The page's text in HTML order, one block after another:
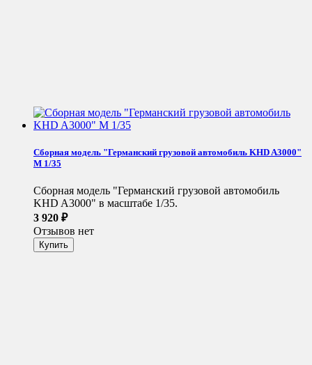
Сборная модель "Германский грузовой автомобиль KHD A3000"
М 1/35
Сборная модель "Германский грузовой автомобиль
KHD A3000" в масштабе 1/35.
3 920 ₽
Отзывов нет